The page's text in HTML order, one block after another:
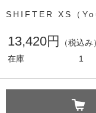
SHIFTER XS（
13,420円
（税込み）
在庫
1